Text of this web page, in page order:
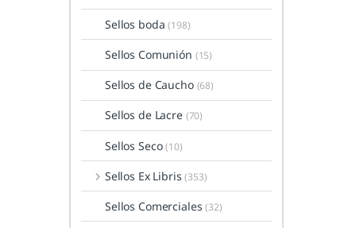
Sellos boda(198)
Sellos Comunión (15)
Sellos de Caucho (68)
Sellos de Lacre (70)
Sellos Seco(10)
Sellos Ex Libris(353)
Sellos Comerciales(32)